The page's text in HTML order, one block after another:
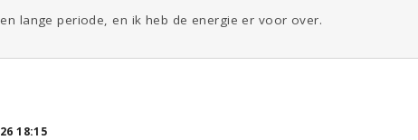
lange periode, en ik heb de energie er voor over.
18:15